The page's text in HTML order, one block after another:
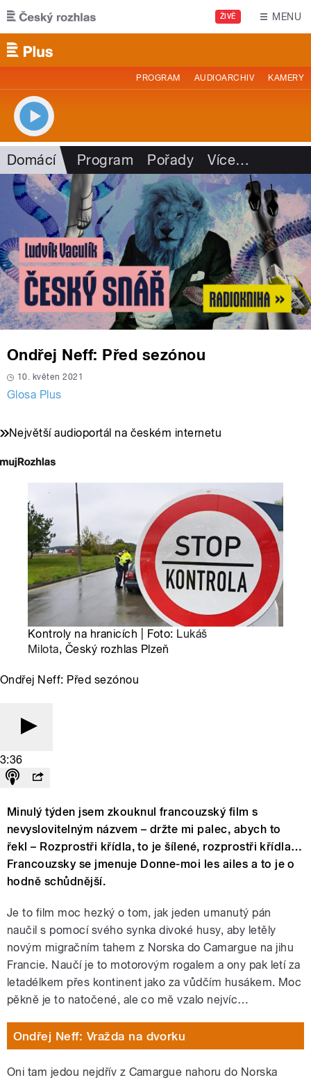
Přejít k hlavnímu obsahu
ŽIVĚ MENU
PROGRAM AUDIOARCHIV KAMERY
Domácí Program Pořady Více…
Ondřej Neff: Před sezónou
10. květen 2021
Glosa Plus
Největší audioportál na českém internetu
Kontroly na hranicích | Foto: Lukáš
Milota, Český rozhlas Plzeň
Ondřej Neff: Před sezónou
3:36
Minulý týden jsem zkouknul francouzský film s
nevyslovitelným názvem – držte mi palec, abych to
řekl – Rozprostři křídla, to je šílené, rozprostři křídla…
Francouzsky se jmenuje Donne-moi les ailes a to je o
hodně schůdnější.
Je to film moc hezký o tom, jak jeden umanutý pán
naučil s pomocí svého synka divoké husy, aby letěly
novým migračním tahem z Norska do Camargue na jihu
Francie. Naučí je to motorovým rogalem a ony pak letí za
letadélkem přes kontinent jako za vůdčím husákem. Moc
pěkně je to natočené, ale co mě vzalo nejvíc…
Ondřej Neff: Vražda na dvorku
Oni tam jedou nejdřív z Camargue nahoru do Norska